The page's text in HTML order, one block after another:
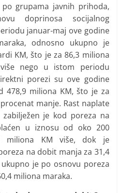
grupama javnih prihoda,
doprinosa socijalnog
januar-maj ove godine
odnosno ukupno je
KM, što je za 86,3 miliona
nego u istom periodu
porezi su ove godine
478,9 miliona KM, što je za
manje. Rast naplate
je kod poreza na
u iznosu od oko 200
miliona KM više, dok je
na dobit manja za 31,4
je po osnovu poreza
miliona maraka.